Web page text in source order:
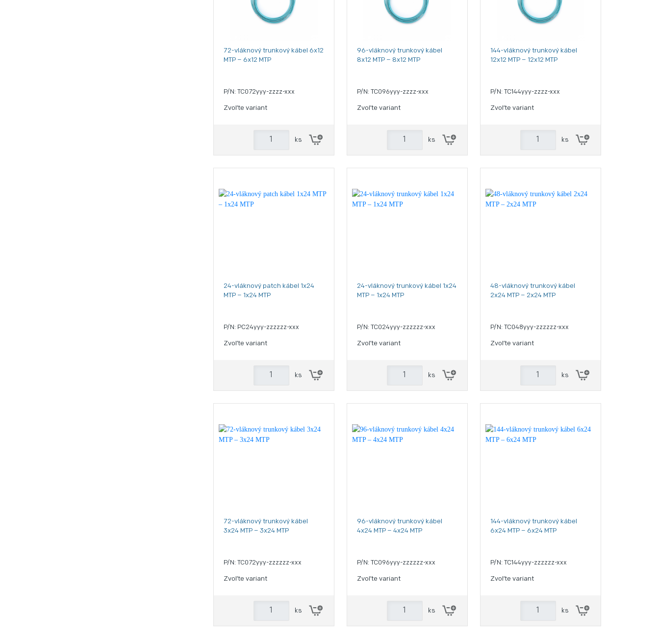
72-vláknový trunkový kábel 6x12
MTP – 6x12 MTP
P/N: TC072yyy-zzzz-xxx
Zvoľte variant
ks
96-vláknový trunkový kábel
8x12 MTP – 8x12 MTP
P/N: TC096yyy-zzzz-xxx
Zvoľte variant
ks
144-vláknový trunkový kábel
12x12 MTP – 12x12 MTP
P/N: TC144yyy-zzzz-xxx
Zvoľte variant
ks
24-vláknový patch kábel 1x24
MTP – 1x24 MTP
P/N: PC24yyy-zzzzzz-xxx
Zvoľte variant
ks
24-vláknový trunkový kábel 1x24
MTP – 1x24 MTP
P/N: TC024yyy-zzzzzz-xxx
Zvoľte variant
ks
48-vláknový trunkový kábel
2x24 MTP – 2x24 MTP
P/N: TC048yyy-zzzzzz-xxx
Zvoľte variant
ks
72-vláknový trunkový kábel
3x24 MTP – 3x24 MTP
P/N: TC072yyy-zzzzzz-xxx
Zvoľte variant
ks
96-vláknový trunkový kábel
4x24 MTP – 4x24 MTP
P/N: TC096yyy-zzzzzz-xxx
Zvoľte variant
ks
144-vláknový trunkový kábel
6x24 MTP – 6x24 MTP
P/N: TC144yyy-zzzzzz-xxx
Zvoľte variant
ks